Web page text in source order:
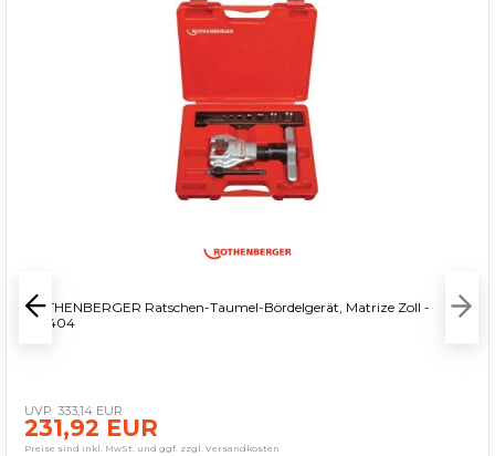
ROTHENBERGER Ratschen-Taumel-Bördelgerät, Matrize Zoll -
222404
333,14 EUR
231,92 EUR
Preise sind inkl. MwSt. und ggf. zzgl. Versandkosten